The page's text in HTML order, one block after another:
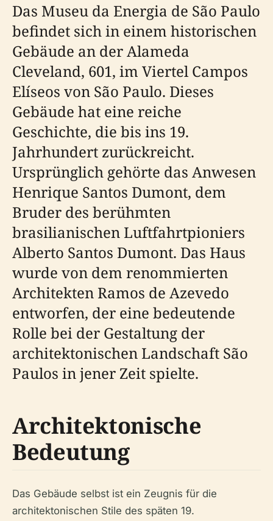
Das Museu da Energia de São Paulo
befindet sich in einem historischen
Gebäude an der Alameda
Cleveland, 601, im Viertel Campos
Elíseos von São Paulo. Dieses
Gebäude hat eine reiche
Geschichte, die bis ins 19.
Jahrhundert zurückreicht.
Ursprünglich gehörte das Anwesen
Henrique Santos Dumont, dem
Bruder des berühmten
brasilianischen Luftfahrtpioniers
Alberto Santos Dumont. Das Haus
wurde von dem renommierten
Architekten Ramos de Azevedo
entworfen, der eine bedeutende
Rolle bei der Gestaltung der
architektonischen Landschaft São
Paulos in jener Zeit spielte.
Architektonische
Bedeutung
Das Gebäude selbst ist ein Zeugnis für die
architektonischen Stile des späten 19.